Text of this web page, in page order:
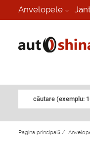
Anvelopele
căutare (exemplu:
Pagina principală /